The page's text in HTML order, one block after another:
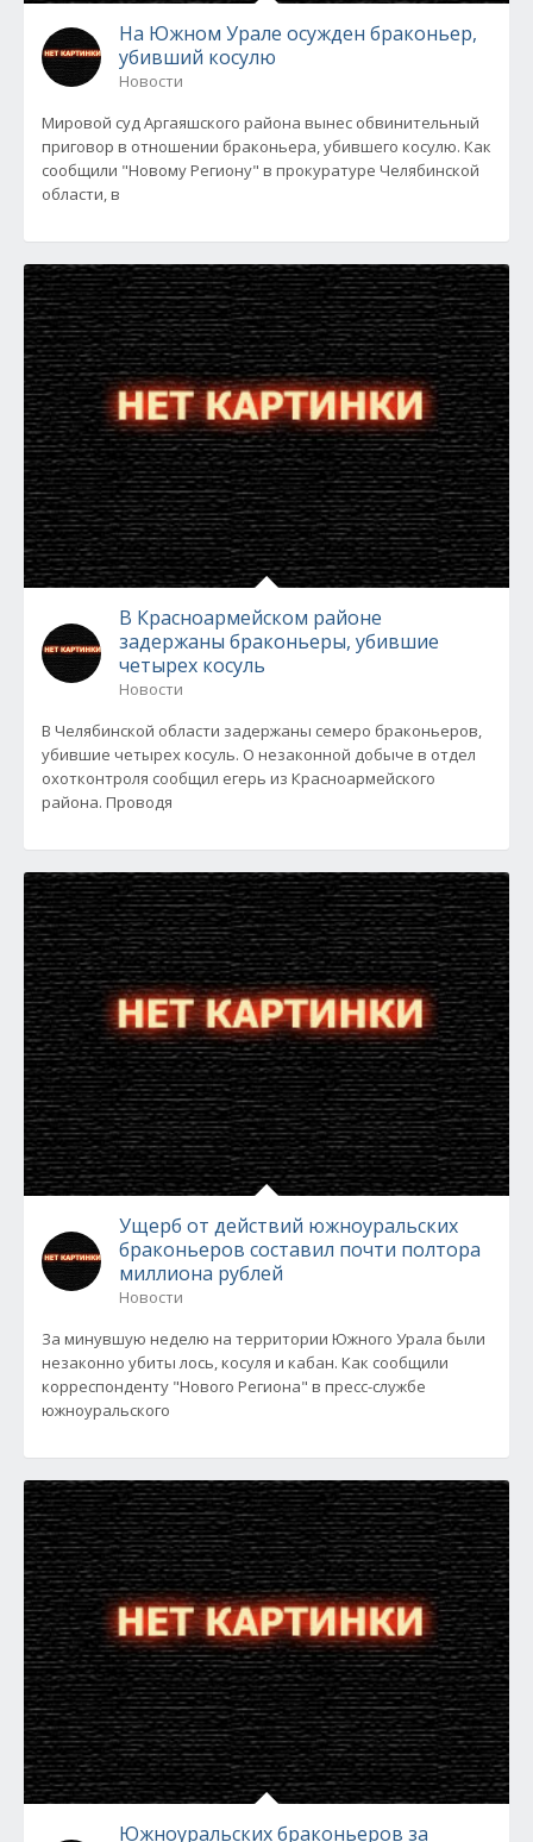
На Южном Урале осужден браконьер,
убивший косулю
Новости
Мировой суд Аргаяшского района вынес обвинительный
приговор в отношении браконьера, убившего косулю. Как
сообщили "Новому Региону" в прокуратуре Челябинской
области, в
В Красноармейском районе
задержаны браконьеры, убившие
четырех косуль
Новости
В Челябинской области задержаны семеро браконьеров,
убившие четырех косуль. О незаконной добыче в отдел
охотконтроля сообщил егерь из Красноармейского
района. Проводя
Ущерб от действий южноуральских
браконьеров составил почти полтора
миллиона рублей
Новости
За минувшую неделю на территории Южного Урала были
незаконно убиты лось, косуля и кабан. Как сообщили
корреспонденту "Нового Региона" в пресс-службе
южноуральского
Южноуральских браконьеров за